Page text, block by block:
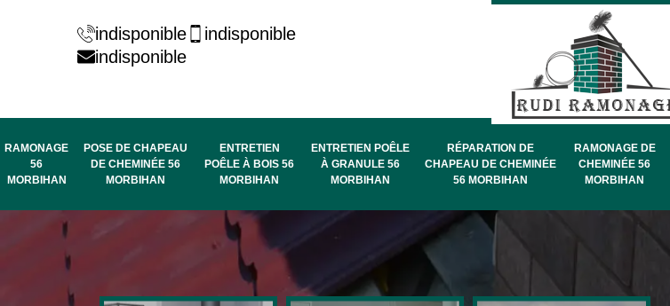
indisponible
indisponible
indisponible
RAMONAGE
56
MORBIHAN
POSE DE CHAPEAU
DE CHEMINÉE 56
MORBIHAN
ENTRETIEN
POÊLE À BOIS 56
MORBIHAN
ENTRETIEN POÊLE
À GRANULE 56
MORBIHAN
RÉPARATION DE
CHAPEAU DE CHEMINÉE
56 MORBIHAN
RAMONAGE DE
CHEMINÉE 56
MORBIHAN